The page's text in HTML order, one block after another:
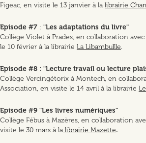
Figeac, en visite le 13 janvier à la librairie
Episode #7 : "Les adaptations du livre"
Collège Violet à Prades, en collaboration
le 10 février à la librairie La Libambullle.
Episode #8 : "Lecture travail ou lecture
Collège Vercingétorix à Montech, en
Association, en visite le 14 avril à la librairie
Episode #9 "Les livres numériques"
Collège Fébus à Mazères, en collaboration
visite le 30 mars à la librairie Mazette.